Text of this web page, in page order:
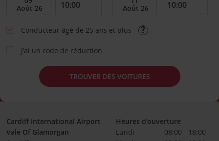
Conducteur âgé de 25 ans et plus
J’ai un code de réduction
TROUVER DES VOITURES
Cardiff International Airport
Vale Of Glamorgan
Heures d'ouverture
Lundi
08:00 - 18:00